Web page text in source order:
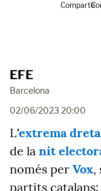
Comparte
EFE
Barcelona
02/06/2023 20:00
L'extrema dreta
de la nit
només per Vox,
partits catalans: